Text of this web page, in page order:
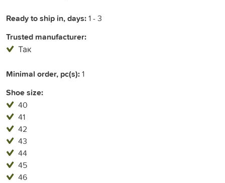
Ready to ship in, days:1 - 3
Trusted manufacturer:
Так
Minimal order, pc(s):1
Shoe size:
40
41
42
43
44
45
46